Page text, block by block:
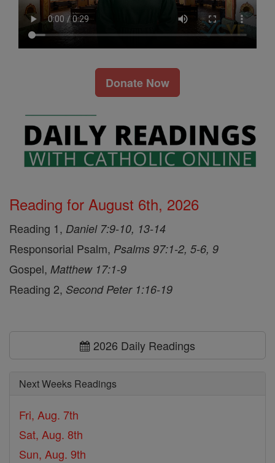
Donate Now
Reading for August 6th, 2026
Reading 1, Daniel 7:9-10, 13-14
Responsorial Psalm, Psalms 97:1-2, 5-6, 9
Gospel, Matthew 17:1-9
Reading 2, Second Peter 1:16-19
2026 Daily Readings
Next Weeks Readings
Fri, Aug. 7th
Sat, Aug. 8th
Sun, Aug. 9th